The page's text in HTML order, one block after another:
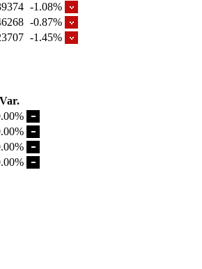
-1.08%
-0.87%
-1.45%
Var.